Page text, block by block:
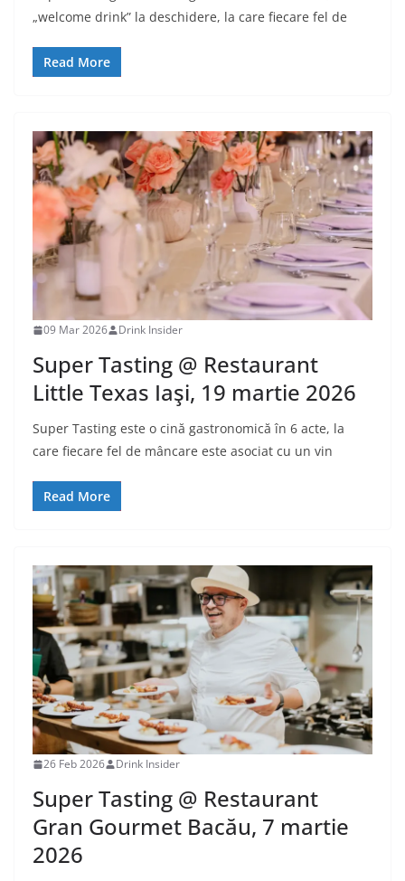
„welcome drink” la deschidere, la care fiecare fel de
Read More
09 Mar 2026 Drink Insider
Super Tasting @ Restaurant
Little Texas Iaşi, 19 martie 2026
Super Tasting este o cină gastronomică în 6 acte, la
care fiecare fel de mâncare este asociat cu un vin
Read More
26 Feb 2026 Drink Insider
Super Tasting @ Restaurant
Gran Gourmet Bacău, 7 martie
2026